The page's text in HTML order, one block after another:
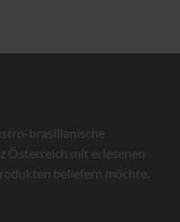
brasilianische
Österreich mit erlesenen
beliefern möchte.